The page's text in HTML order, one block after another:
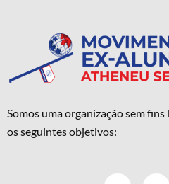
Somos uma organização sem
os seguintes objetivos: